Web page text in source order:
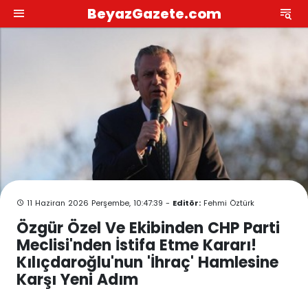
BeyazGazete.com
11 Haziran 2026 Perşembe, 10:47:39 - Editör: Fehmi Öztürk
Özgür Özel Ve Ekibinden CHP Parti
Meclisi'nden İstifa Etme Kararı!
Kılıçdaroğlu'nun 'İhraç' Hamlesine
Karşı Yeni Adım